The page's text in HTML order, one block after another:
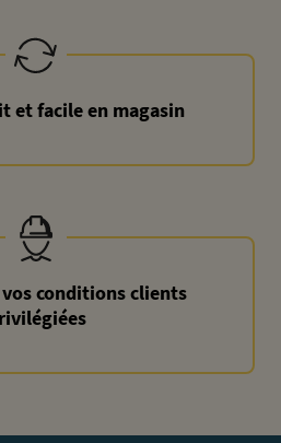
et facile en magasin
conditions clients